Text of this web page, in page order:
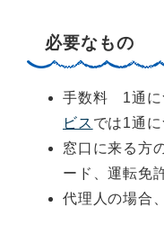
必要なもの
手数料 1通に
ビス では1通に
窓口に来る方
ード、運転免
代理人の場合